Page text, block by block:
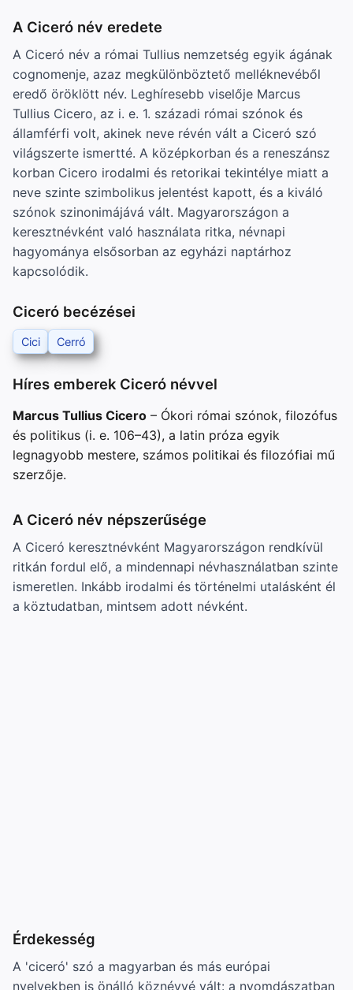
A Ciceró név eredete
A Ciceró név a római Tullius nemzetség egyik ágának
cognomenje, azaz megkülönböztető melléknevéből
eredő öröklött név. Leghíresebb viselője Marcus
Tullius Cicero, az i. e. 1. századi római szónok és
államférfi volt, akinek neve révén vált a Ciceró szó
világszerte ismertté. A középkorban és a reneszánsz
korban Cicero irodalmi és retorikai tekintélye miatt a
neve szinte szimbolikus jelentést kapott, és a kiváló
szónok szinonimájává vált. Magyarországon a
keresztnévként való használata ritka, névnapi
hagyománya elsősorban az egyházi naptárhoz
kapcsolódik.
Ciceró becézései
Cici Cerró
Híres emberek Ciceró névvel
Marcus Tullius Cicero – Ókori római szónok, filozófus
és politikus (i. e. 106–43), a latin próza egyik
legnagyobb mestere, számos politikai és filozófiai mű
szerzője.
A Ciceró név népszerűsége
A Ciceró keresztnévként Magyarországon rendkívül
ritkán fordul elő, a mindennapi névhasználatban szinte
ismeretlen. Inkább irodalmi és történelmi utalásként él
a köztudatban, mintsem adott névként.
Érdekesség
A 'ciceró' szó a magyarban és más európai
nyelvekben is önálló köznévvé vált: a nyomdászatban